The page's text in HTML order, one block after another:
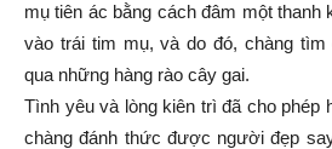
mụ tiên ác bằng cách đâm một thanh
vào trái tim mụ, và do đó, chàng
qua những hàng rào cây gai.
Tình yêu và lòng kiên trì đã cho phép
chàng đánh thức được người đẹp